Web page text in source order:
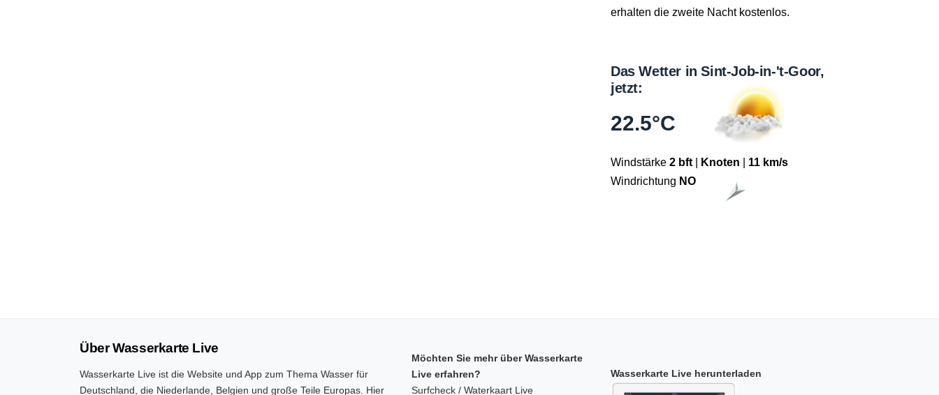
erhalten die zweite Nacht kostenlos.
Das Wetter in Sint-Job-in-'t-Goor,
jetzt:
22.5°C
Windstärke 2 bft Knoten
11 km/s
Windrichtung NO
Über Wasserkarte Live
Wasserkarte Live ist die Website und App zum Thema Wasser für
Deutschland, die Niederlande, Belgien und große Teile Europas. Hier
Möchten Sie mehr über Wasserkarte
Live erfahren?
Surfcheck / Waterkaart Live
Wasserkarte Live herunterladen